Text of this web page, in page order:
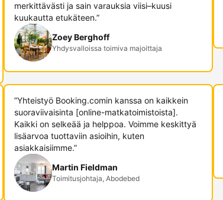
merkittävästi ja sain varauksia viisi–kuusi
kuukautta etukäteen.”
Zoey Berghoff
Yhdysvalloissa toimiva majoittaja
”Yhteistyö Booking.comin kanssa on kaikkein
suoraviivaisinta [online-matkatoimistoista].
Kaikki on selkeää ja helppoa. Voimme keskittyä
lisäarvoa tuottaviin asioihin, kuten
asiakkaisiimme.”
Martin Fieldman
Toimitusjohtaja, Abodebed